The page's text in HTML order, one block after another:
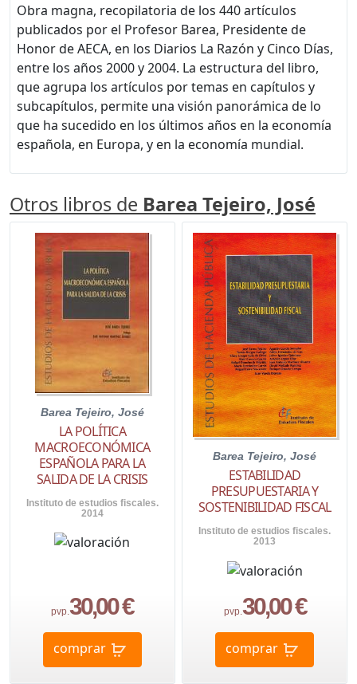
Obra magna, recopilatoria de los 440 artículos
publicados por el Profesor Barea, Presidente de
Honor de AECA, en los Diarios La Razón y Cinco Días,
entre los años 2000 y 2004. La estructura del libro,
que agrupa los artículos por temas en capítulos y
subcapítulos, permite una visión panorámica de lo
que ha sucedido en los últimos años en la economía
española, en Europa, y en la economía mundial.
Otros libros de Barea Tejeiro, José
Barea Tejeiro, José
LA POLÍTICA
MACROECONÓMICA
ESPAÑOLA PARA LA
SALIDA DE LA CRISIS
Instituto de estudios fiscales.
2014
pvp.30,00 €
comprar
Barea Tejeiro, José
ESTABILIDAD
PRESUPUESTARIA Y
SOSTENIBILIDAD FISCAL
Instituto de estudios fiscales.
2013
pvp. 30,00 €
comprar